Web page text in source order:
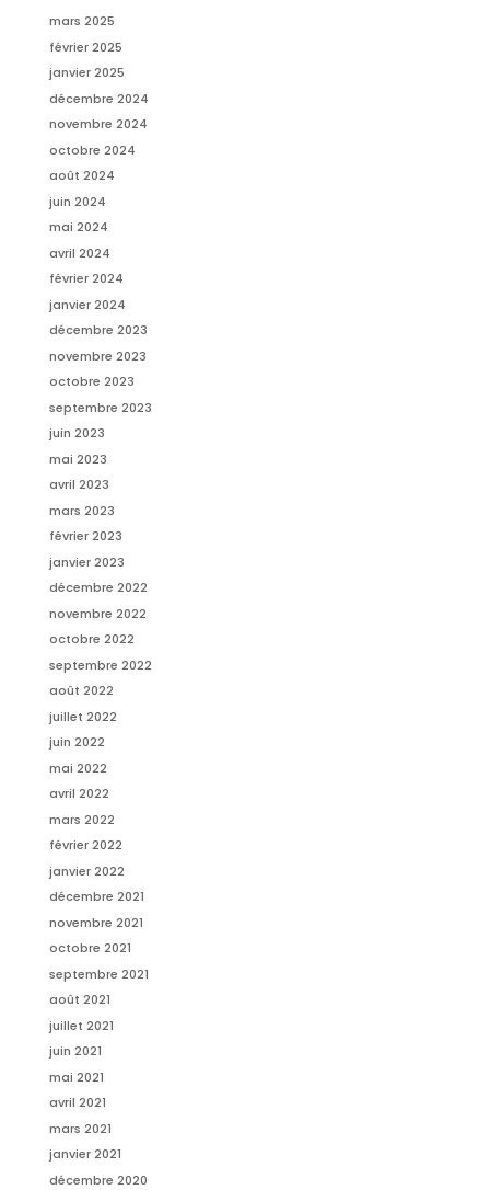
mars 2025
février 2025
janvier 2025
décembre 2024
novembre 2024
octobre 2024
août 2024
juin 2024
mai 2024
avril 2024
février 2024
janvier 2024
décembre 2023
novembre 2023
octobre 2023
septembre 2023
juin 2023
mai 2023
avril 2023
mars 2023
février 2023
janvier 2023
décembre 2022
novembre 2022
octobre 2022
septembre 2022
août 2022
juillet 2022
juin 2022
mai 2022
avril 2022
mars 2022
février 2022
janvier 2022
décembre 2021
novembre 2021
octobre 2021
septembre 2021
août 2021
juillet 2021
juin 2021
mai 2021
avril 2021
mars 2021
janvier 2021
décembre 2020